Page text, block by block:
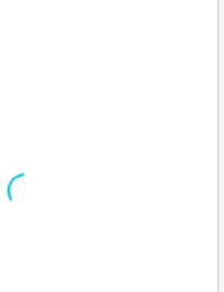
proposent de nombreuses
de New Forest, proche de la ville,